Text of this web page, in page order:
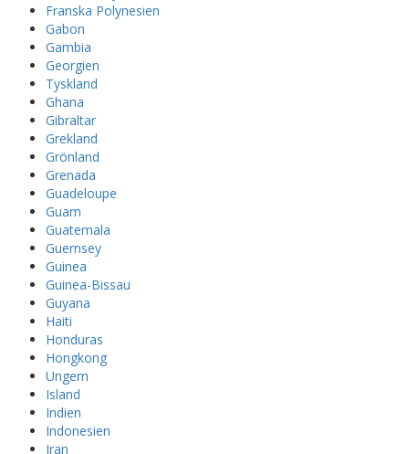
Franska Polynesien
Gabon
Gambia
Georgien
Tyskland
Ghana
Gibraltar
Grekland
Grönland
Grenada
Guadeloupe
Guam
Guatemala
Guernsey
Guinea
Guinea-Bissau
Guyana
Haiti
Honduras
Hongkong
Ungern
Island
Indien
Indonesien
Iran